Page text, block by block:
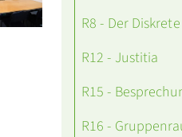
R8 - Der Diskrete
R12 - Justitia
R15 -
R16 -